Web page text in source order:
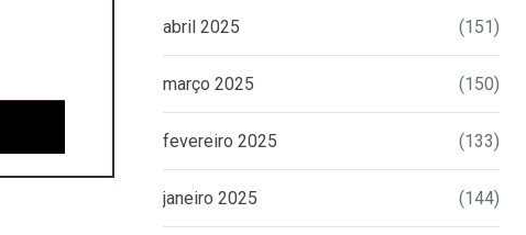
abril 2025 (151)
março 2025 (150)
fevereiro 2025 (133)
janeiro 2025 (144)